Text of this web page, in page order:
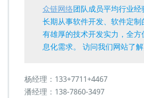
众链网络团队成员平均行业
长期从事软件开发、软件定制
有雄厚的技术开发实力，全方
息化需求。 访问我们网站了
杨经理：133+7711+4467
潘经理：138-7860-3497